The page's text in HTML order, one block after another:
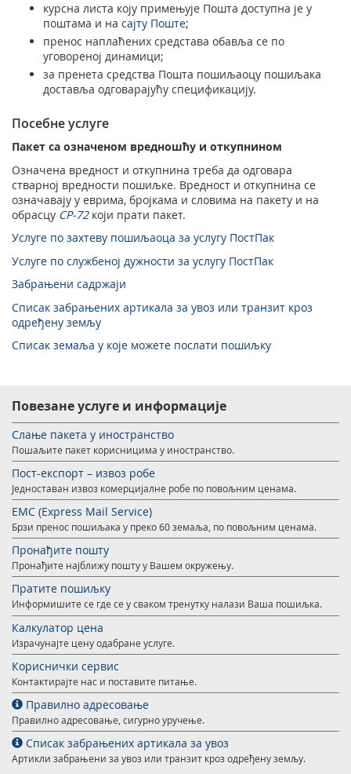
курсна листа коју примењује Пошта доступна је у
поштама и на сајту Поште;
пренос наплаћених средстава обавља се по
уговореној динамици;
за пренета средства Пошта пошиљаоцу пошиљака
доставља одговарајућу спецификацију.
Посебне услуге
Пакет са означеном вредношћу и откупнином
Означена вредност и откупнина треба да одговара
стварној вредности пошиљке. Вредност и откупнина се
означавају у еврима, бројкама и словима на пакету и на
обрасцу CP-72који прати пакет.
Услуге по захтеву пошиљаоцa за услугу ПостПак
Услуге по службеној дужности за услугу ПостПак
Забрањени садржаји
Списак забрањених артикала за увоз или транзит кроз
одређену земљу
Списак земаља у које можете послати пошиљку
Повезане услуге и информације
Слање пакета у иностранство
Пошаљите пакет корисницима у иностранство.
Пост-експорт – извоз робе
Једноставан извоз комерцијалне робе по повољним ценама.
EMС (Express Mail Service)
Брзи пренос пошиљака у преко 60 земаља, по повољним ценама.
Пронађите пошту
Пронађите најближу пошту у Вашем окружењу.
Пратите пошиљку
Информишите се где се у сваком тренутку налази Ваша пошиљка.
Калкулатор цена
Израчунајте цену одабране услуге.
Кориснички сервис
Контактирајте нас и поставите питање.
Правилно адресовање
Правилно адресовање, сигурно уручење.
Списак забрањених артикала за увоз
Артикли забрањени за увоз или транзит кроз одређену земљу.